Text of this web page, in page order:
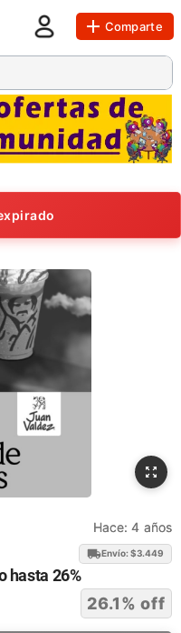
Comparte
Hace:4 años
Envío: $3.449
hasta 26%
26.1% off